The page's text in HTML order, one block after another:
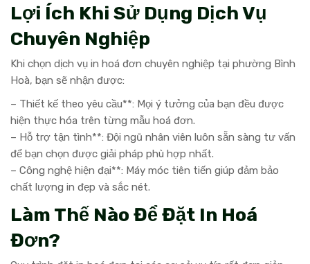
Lợi Ích Khi Sử Dụng Dịch Vụ
Chuyên Nghiệp
Khi chọn dịch vụ in hoá đơn chuyên nghiệp tại phường Bình
Hoà, bạn sẽ nhận được:
– Thiết kế theo yêu cầu**: Mọi ý tưởng của bạn đều được
hiện thực hóa trên từng mẫu hoá đơn.
– Hỗ trợ tận tình**: Đội ngũ nhân viên luôn sẵn sàng tư vấn
để bạn chọn được giải pháp phù hợp nhất.
– Công nghệ hiện đại**: Máy móc tiên tiến giúp đảm bảo
chất lượng in đẹp và sắc nét.
Làm Thế Nào Để Đặt In Hoá
Đơn?